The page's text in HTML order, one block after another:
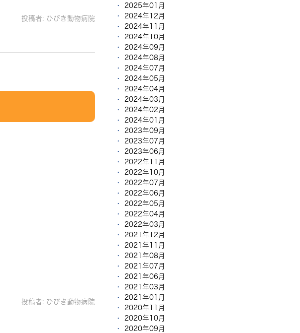
投稿者: ひびき動物病院
投稿者: ひびき動物病院
2025年01月
2024年12月
2024年11月
2024年10月
2024年09月
2024年08月
2024年07月
2024年05月
2024年04月
2024年03月
2024年02月
2024年01月
2023年09月
2023年07月
2023年06月
2022年11月
2022年10月
2022年07月
2022年06月
2022年05月
2022年04月
2022年03月
2021年12月
2021年11月
2021年08月
2021年07月
2021年06月
2021年03月
2021年01月
2020年11月
2020年10月
2020年09月